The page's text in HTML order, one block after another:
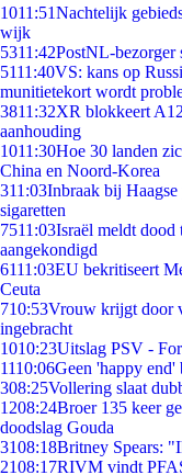
1011:51Nachtelijk
wijk
5311:42PostNL-bezorger
5111:40VS: kans op
munitietekort wordt
3811:32XR blokkeert
aanhouding
1011:30Hoe 30 landen
China en Noord-Korea
311:03Inbraak bij
sigaretten
7511:03Israël meldt
aangekondigd
6111:03EU bekritiseert
Ceuta
710:53Vrouw krijgt door
ingebracht
1010:23Uitslag PSV -
1110:06Geen 'happy
308:25Vollering slaat
1208:24Broer 135 keer
doodslag Gouda
3108:18Britney Spears:
2108:17RIVM vindt